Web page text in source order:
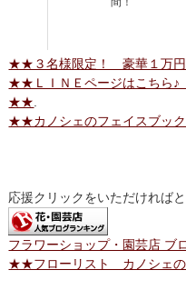
★★３名様限定！ 豪華１万
★★ＬＩＮＥページはこちら♪
★★
★★カノシェのフェイスブッ
応援クリックをいただければ
フラワーショップ・園芸店 ブ
★★フローリスト カノシェ